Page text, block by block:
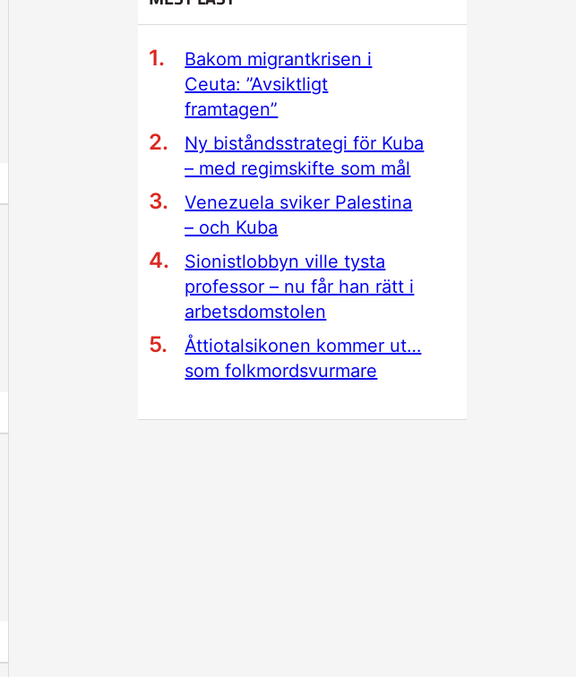
Bakom migrantkrisen i
Ceuta: ”Avsiktligt
framtagen”
Ny biståndsstrategi för Kuba
– med regimskifte som mål
Venezuela sviker Palestina
– och Kuba
Sionistlobbyn ville tysta
professor – nu får han rätt i
arbetsdomstolen
Åttiotalsikonen kommer ut…
som folkmordsvurmare